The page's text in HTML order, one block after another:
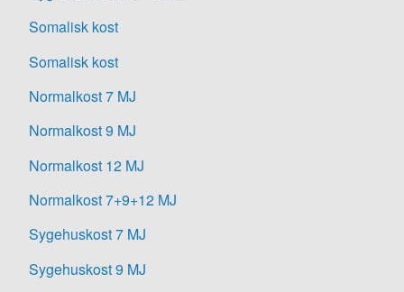
Somalisk kost
Somalisk kost
Normalkost 7 MJ
Normalkost 9 MJ
Normalkost 12 MJ
Normalkost 7+9+12 MJ
Sygehuskost 7 MJ
Sygehuskost 9 MJ